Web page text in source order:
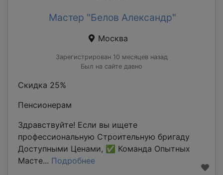
Мастер "Белов Александр"
Москва
Зарегистрирован 10 месяцев назад
Был на сайте давно
Скидка 25%
Пенсионерам
Здравствуйте! Если вы ищете
профессиональную Строительную бригаду
Доступными Ценами, ✅ Команда Опытных
Масте... Подробнее